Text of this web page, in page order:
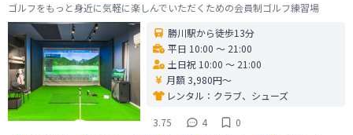
ゴルフをもっと身近に気軽に楽しんでいただくための会員制ゴルフ練習場
勝川駅から徒歩13分
平日 10:00 〜 21:00
土日祝 10:00 〜 21:00
月額 3,980円〜
レンタル： クラブ、シューズ
3.75
4
0